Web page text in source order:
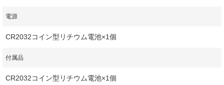
電源
CR2032コイン型リチウム電池×1個
付属品
CR2032コイン型リチウム電池×1個